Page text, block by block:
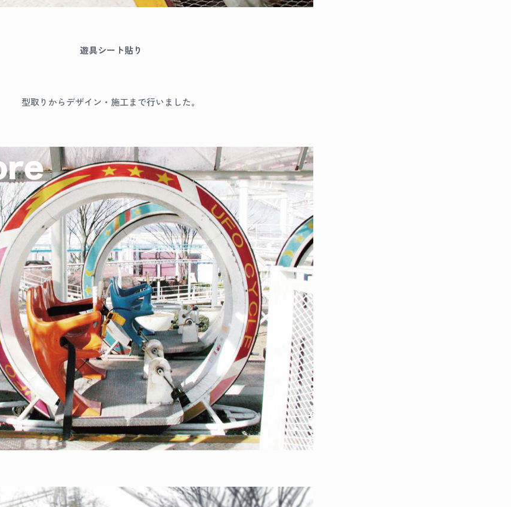
遊具シート貼り
型取りからデザイン・施工まで行いました。